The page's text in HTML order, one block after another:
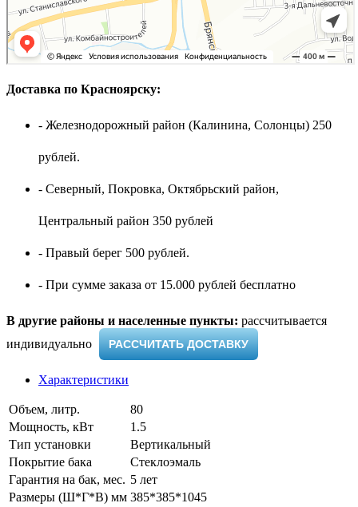
Доставка по Красноярску:
- Железнодорожный район (Калинина, Солонцы) 250
рублей.
- Северный, Покровка, Октябрьский район,
Центральный район 350 рублей
- Правый берег 500 рублей.
- При сумме заказа от 15.000 рублей бесплатно
В другие районы и населенные пункты: рассчитывается
индивидуально ​
РАССЧИТАТЬ ДОСТАВКУ
Характеристики
Объем, литр.
80
Мощность, кВт
1.5
Тип установки
Вертикальный
Покрытие бака
Стеклоэмаль
Гарантия на бак, мес. 5 лет
Размеры (Ш*Г*В) мм 385*385*1045